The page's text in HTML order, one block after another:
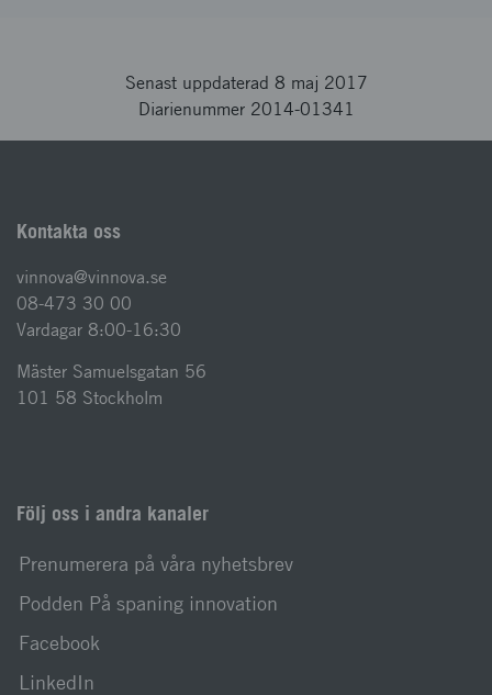
Senast uppdaterad 8 maj 2017
Diarienummer 2014-01341
Kontakta oss
vinnova@vinnova.se
08-473 30 00
Vardagar 8:00-16:30
Mäster Samuelsgatan 56
101 58 Stockholm
Följ oss i andra kanaler
Prenumerera på våra nyhetsbrev
Podden På spaning innovation
Facebook
LinkedIn